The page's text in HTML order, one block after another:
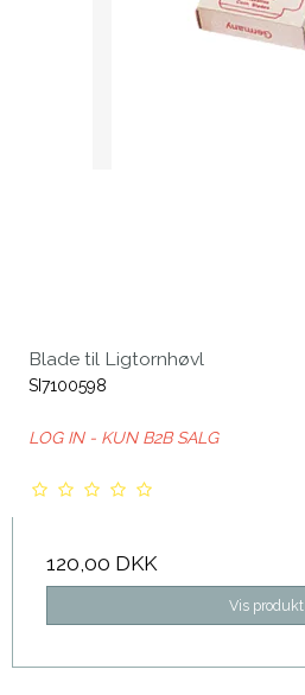
Blade til Ligtornhøvl
SI7100598
LOG IN - KUN B2B SALG
120,00 DKK
Vis produkt